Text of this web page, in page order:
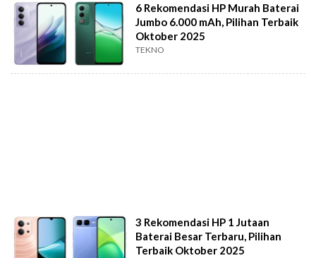
6 Rekomendasi HP Murah Baterai
Jumbo 6.000 mAh, Pilihan Terbaik
Oktober 2025
TEKNO
3 Rekomendasi HP 1 Jutaan
Baterai Besar Terbaru, Pilihan
Terbaik Oktober 2025